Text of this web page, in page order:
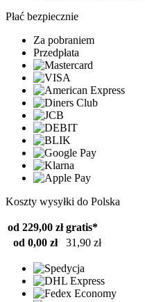
Płać bezpiecznie
Za pobraniem
Przedpłata
Koszty wysyłki do Polska
od 229,00 zł gratis*
od 0,00 zł
31,90 zł